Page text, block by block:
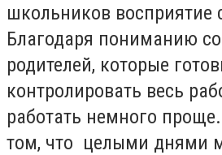
школьников восприятие
Благодаря пониманию
родителей, которые
контролировать весь
работать немного
том, что целыми днями